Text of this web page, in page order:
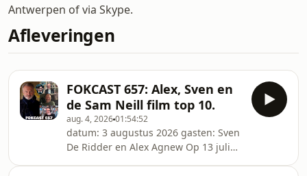
Antwerpen of via Skype.
Afleveringen
FOKCAST 657: Alex, Sven en
de Sam Neill film top 10.
aug. 4, 202601:54:52
datum: 3 augustus 2026 gasten: Sven
De Ridder en Alex Agnew Op 13 juli